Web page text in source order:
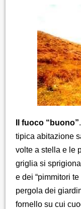
Il fuoco “buono”
tipica abitazione
volte a stella e le
griglia si
e dei “pimmitori
pergola dei
fornello su cui